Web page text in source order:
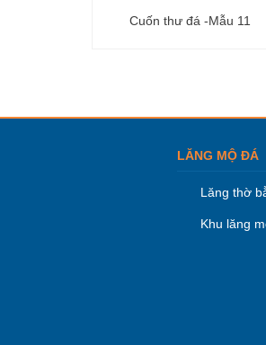
Cuốn thư đá -Mẫu 11
LĂNG MỘ ĐÁ
Lăng thờ
Khu lăng